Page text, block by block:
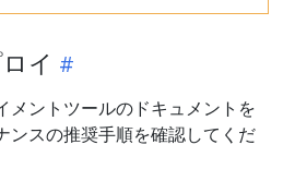
イ
メントツールのドキュメントを
ンスの推奨手順を確認してくだ